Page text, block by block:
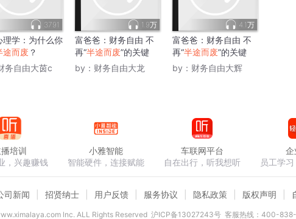
3791
理学：为什么你
途而废 ？
务自由大茵c
1.9万
富爸爸：财务自由 不
再“半途而废”的关键
by： 财务自由大龙
4.1万
富爸爸：财务自由 不
再“半途而废”的关键
by： 财务自由大辉
培训
，兴趣赚钱
小雅智能
智能硬件，连接赋能
车联网平台
自在出行，听我想听
企
员工学
司新闻 招贤纳士 用户反馈 服务协议 隐私政策 版权声明
lnc. ALL Rights Reserved 沪ICP备13027243号 客服热线：400-